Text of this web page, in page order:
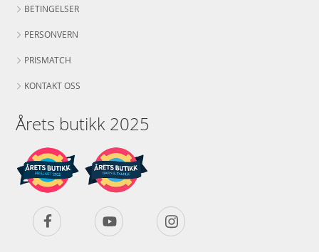
BETINGELSER
PERSONVERN
PRISMATCH
KONTAKT OSS
Årets butikk 2025